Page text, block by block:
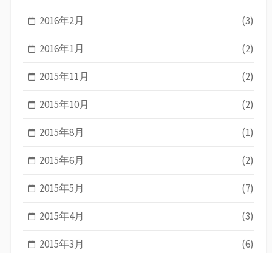
2016年2月 (3)
2016年1月 (2)
2015年11月 (2)
2015年10月 (2)
2015年8月 (1)
2015年6月 (2)
2015年5月 (7)
2015年4月 (3)
2015年3月 (6)